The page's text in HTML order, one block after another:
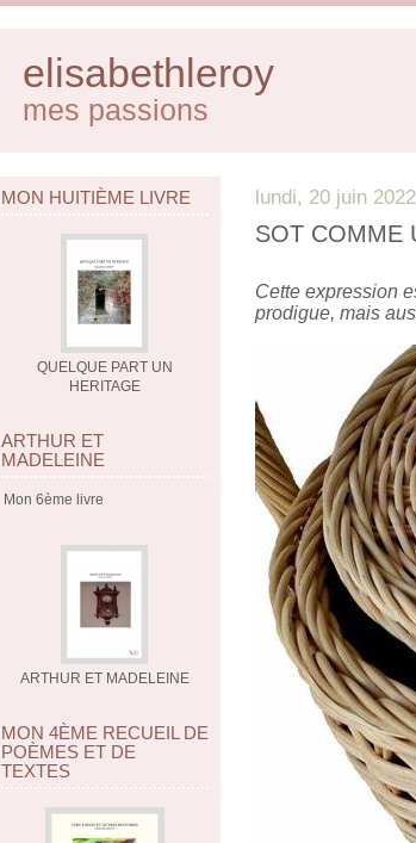
elisabethleroy
mes passions
MON HUITIÈME LIVRE
QUELQUE PART UN
HERITAGE
ARTHUR ET
MADELEINE
Mon 6ème livre
ARTHUR ET MADELEINE
MON 4ÈME RECUEIL DE
POÈMES ET DE
TEXTES
lundi, 20 juin 2022
SOT COMME
Cette expression
prodigue, mais